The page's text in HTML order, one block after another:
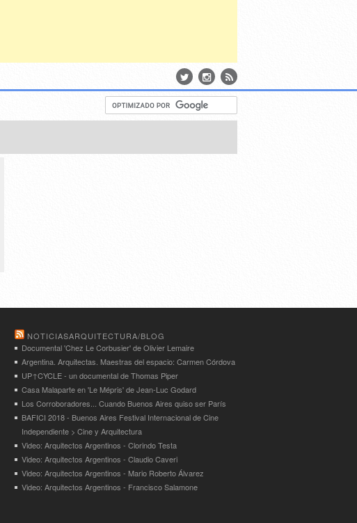
NOTICIASARQUITECTURA/BLOG
Documental 'Chez Le Corbusier' de Olivier Lemaire
Argentina. Arquitectas. Maestras del espacio: Carmen Córdova
UP↑CYCLE - un documental de Thomas Piper
Casa Malaparte en 'Le Mépris' de Jean-Luc Godard
Los Corroboradores... Cuando Buenos Aires quiso ser París
BAFICI 2018 - Buenos Aires Festival Internacional de Cine
Independiente > Cine y Arquitectura
Video: Arquitectos Argentinos - Clorindo Testa
Video: Arquitectos Argentinos - Claudio Caveri
Video: Arquitectos Argentinos - Mario Roberto Álvarez
Video: Arquitectos Argentinos - Francisco Salamone